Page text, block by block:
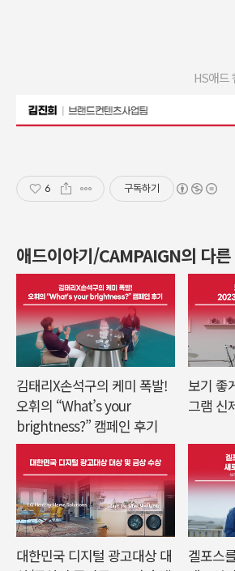
HS애드
6 구독하기
애드이야기/CAMPAIGN의 다른
김태리X손석구의 케미 폭발!
오휘의 “What’s your
brightness?” 캠페인 후기
보기 좋
그램 신
대한민국 디지털 광고대상 대
겔포스